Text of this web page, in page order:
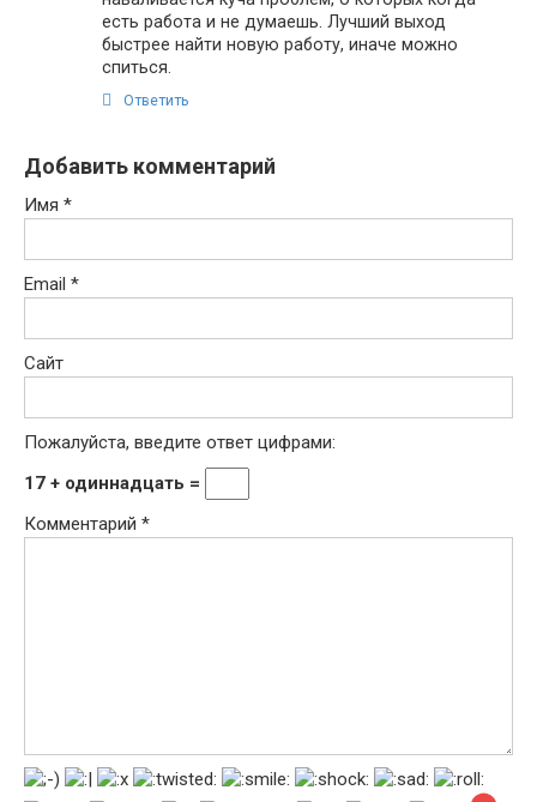
есть работа и не думаешь. Лучший выход
быстрее найти новую работу, иначе можно
спиться.
Ответить
Добавить комментарий
Имя *
Email *
Сайт
Пожалуйста, введите ответ цифрами:
17 + одиннадцать =
Комментарий *